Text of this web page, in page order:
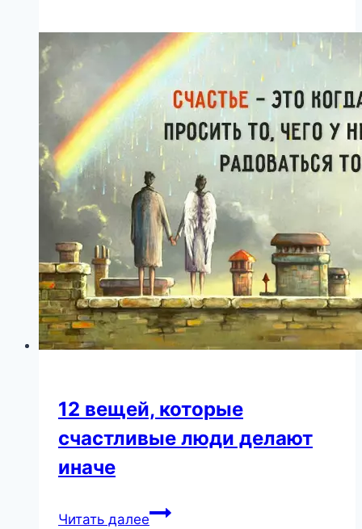
Кипр
ради
Галкина
—
с
чем
связан
отъезд
12 вещей, которые
счастливые люди делают
иначе
Читать далее12